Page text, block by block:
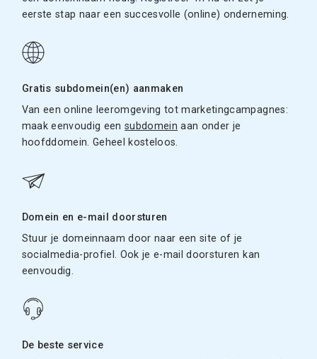
eerste stap naar een succesvolle (online) onderneming.
Gratis subdomein(en) aanmaken
Van een online leeromgeving tot marketingcampagnes:
maak eenvoudig eensubdomein aan onder je
hoofddomein. Geheel kosteloos.
Domein en e-mail doorsturen
Stuur je domeinnaam door naar een site of je
socialmedia-profiel. Ook je e-mail doorsturen kan
eenvoudig.
De beste service